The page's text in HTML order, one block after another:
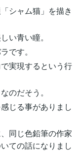
シャム猫」を描き
い青い瞳。
です。
実現するという行
のだそう。
じる事がありまし
同じ色鉛筆の作家
ての話になりまし